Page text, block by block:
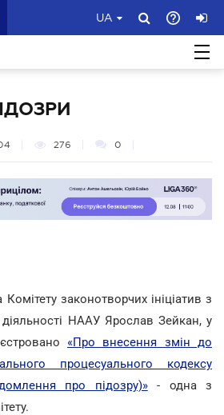
UA
276 0
законотворчих ініціатив з
діяльності НААУ Ярослав Зейкан, у
«Про внесення змін до
процесуального кодексу
про підозру)»- одна з